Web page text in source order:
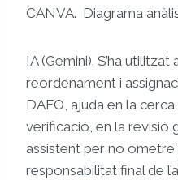
CANVA. Diagrama
IA (Gemini). S’ha
reordenament i
DAFO, ajuda en la
verificació, en la revisió
assistent per no ometre
responsabilitat final de